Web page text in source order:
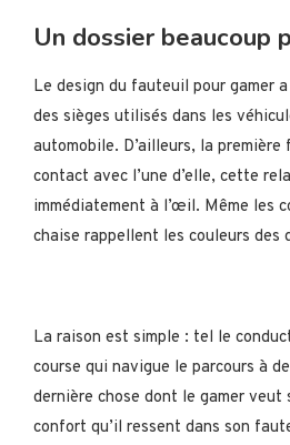
Un dossier beaucoup
Le design du fauteuil pour gamer
des sièges utilisés dans les
automobile. D’ailleurs, la première
contact avec l’une d’elle, cette
immédiatement à l’œil. Même les
chaise rappellent les couleurs des
La raison est simple : tel le
course qui navigue le parcours à
dernière chose dont le gamer veut
confort qu’il ressent dans son